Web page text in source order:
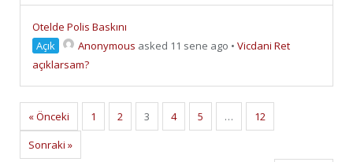
Otelde Polis Baskını
Açık
Anonymous asked 11 sene ago • Vicdani Ret
açıklarsam?
« Önceki 1 2 3 4 5 …
12
Sonraki »